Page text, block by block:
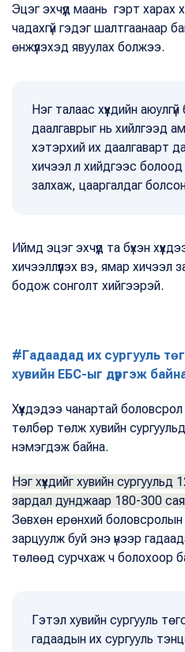
Эцэг эхчүүд маань гэрт харах
чадахгүй гэдэг шалтгаанаар
өнжүүлэхэд явуулах болжээ.
Нэг талаас хүүхдийн
даалгаврыг нь хийлгээд
хэтэрхий их даалгаварт
хичээл л хийдгээс болоод
залхаж, цааргалдаг
Иймд эцэг эхчүүд та бүхэн
хичээллүүлэх вэ, ямар хичээл
бодож сонголт хийгээрэй.
#Гадаадад их сургууль
хувийн ЕБС-ыг дүүргэж
Хүүхдэдээ чанартай
төлбөр төлж хувийн
нэмэгдэж байна.
Нэг хүүхдийг хувийн
зардал дунджаар 180-300
Зөвхөн ерөнхий боловсролын
зарцуулж буй энэ үнээр
төлөөд сурчхаж ч болохоор
Гэтэл хувийн сургууль
гадаадын их сургууль